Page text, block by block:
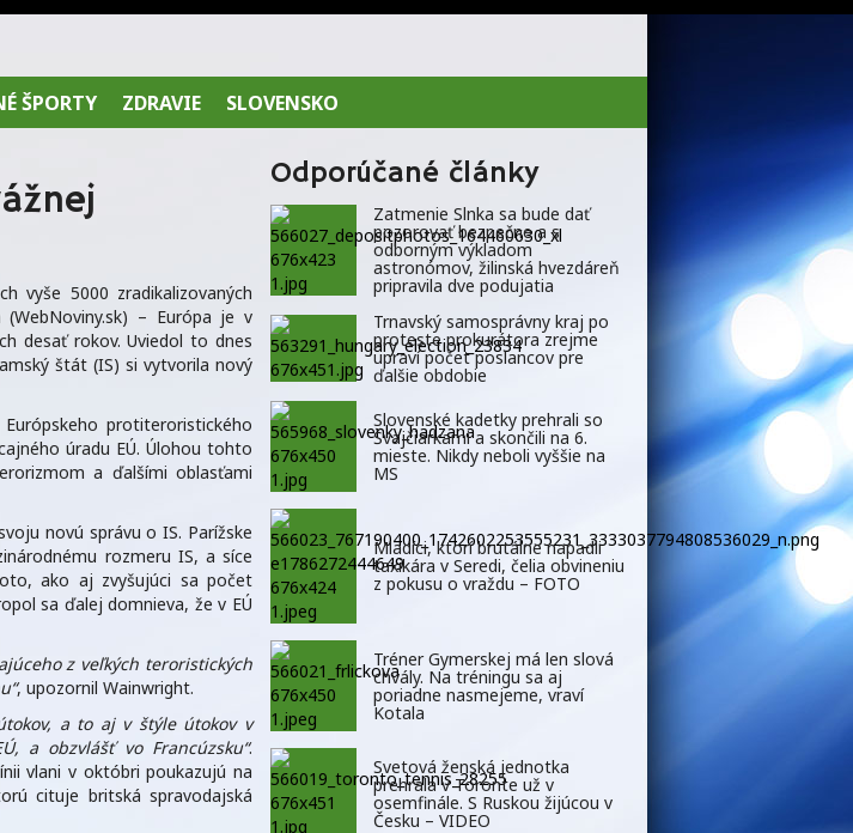
ŠPORTY ZDRAVIE SLOVENSKO
vyše 5000 zradikalizovaných
– Európa je v
desať rokov. Uviedol to dnes
štát (IS) si vytvorila nový
protiteroristického
úradu EÚ. Úlohou tohto
a ďalšími oblasťami
novú správu o IS. Parížske
rozmeru IS, a síce
ako aj zvyšujúci sa počet
sa ďalej domnieva, že v EÚ
z veľkých teroristických
, upozornil Wainwright.
a to aj v štýle útokov v
a obzvlášť vo Francúzsku“.
vlani v októbri poukazujú na
cituje britská spravodajská
Odporúčané články
Zatmenie Slnka sa bude dať
pozorovať bezpečne a s
odborným výkladom
astronómov, žilinská hvezdáreň
pripravila dve podujatia
Trnavský samosprávny kraj po
proteste prokurátora zrejme
upraví počet poslancov pre
ďalšie obdobie
Slovenské kadetky prehrali so
Švajčiarkami a skončili na 6.
mieste. Nikdy neboli vyššie na
MS
Mladíci, ktorí brutálne napadli
taxikára v Seredi, čelia obvineniu
z pokusu o vraždu – FOTO
Tréner Gymerskej má len slová
chvály. Na tréningu sa aj
poriadne nasmejeme, vraví
Kotala
Svetová ženská jednotka
prehrala v Toronte už v
osemfinále. S Ruskou žijúcou v
Česku – VIDEO